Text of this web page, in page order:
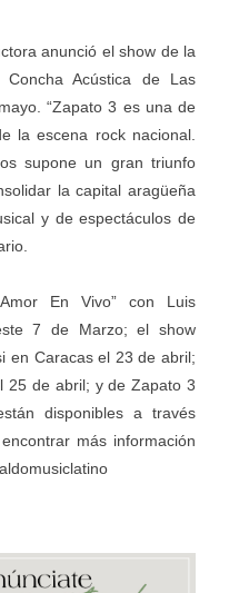
anunció el show de la
Acústica de Las
“Zapato 3 es una de
la escena rock nacional.
supone un gran triunfo
la capital aragüeña
y de espectáculos de
En Vivo” con Luis
7 de Marzo; el show
en Caracas el 23 de abril;
25 de abril; y de Zapato 3
disponibles a través
más información